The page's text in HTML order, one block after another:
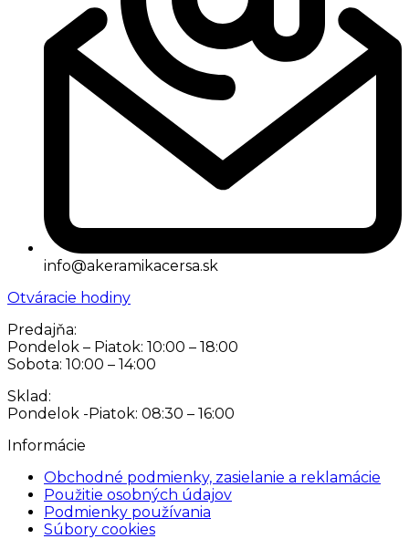
info@akeramikacersa.sk
Otváracie hodiny
Predajňa:
Pondelok – Piatok: 10:00 – 18:00
Sobota: 10:00 – 14:00
Sklad:
Pondelok -Piatok: 08:30 – 16:00
Informácie
Obchodné podmienky, zasielanie a reklamácie
Použitie osobných údajov
Podmienky používania
Súbory cookies